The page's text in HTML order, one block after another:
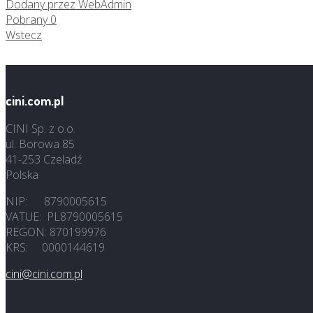
Dodany przez WebAdmin
Pobrany 0
Wstecz
cini.com.pl
CINI Sp. z o.o.
ul. Borowa 85
41-253 Czeladź
Polska
NIP: 8790005615
VATUE: PL8790005615
REGON: 870199976
KRS: 0000144619
cini@cini.com.pl